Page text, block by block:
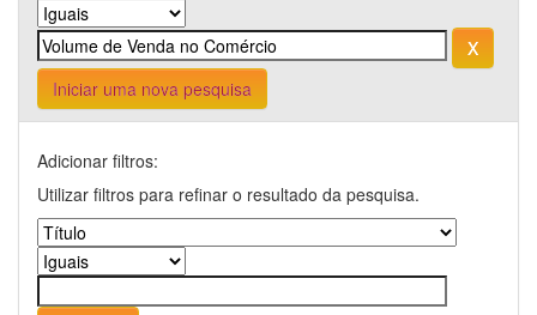
Iniciar uma nova pesquisa
Adicionar filtros:
Utilizar filtros para refinar o resultado da pesquisa.